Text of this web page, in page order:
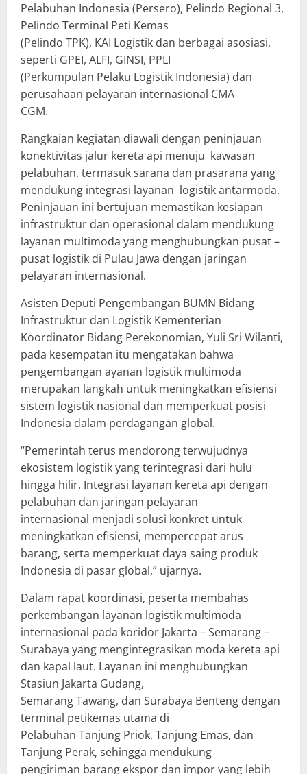
Pelabuhan Indonesia (Persero), Pelindo Regional 3,
Pelindo Terminal Peti Kemas
(Pelindo TPK), KAI Logistik dan berbagai asosiasi,
seperti GPEI, ALFI, GINSI, PPLI
(Perkumpulan Pelaku Logistik Indonesia) dan
perusahaan pelayaran internasional CMA
CGM.
Rangkaian kegiatan diawali dengan peninjauan
konektivitas jalur kereta api menuju kawasan
pelabuhan, termasuk sarana dan prasarana yang
mendukung integrasi layanan logistik antarmoda.
Peninjauan ini bertujuan memastikan kesiapan
infrastruktur dan operasional dalam mendukung
layanan multimoda yang menghubungkan pusat –
pusat logistik di Pulau Jawa dengan jaringan
pelayaran internasional.
Asisten Deputi Pengembangan BUMN Bidang
Infrastruktur dan Logistik Kementerian
Koordinator Bidang Perekonomian, Yuli Sri Wilanti,
pada kesempatan itu mengatakan bahwa
pengembangan ayanan logistik multimoda
merupakan langkah untuk meningkatkan efisiensi
sistem logistik nasional dan memperkuat posisi
Indonesia dalam perdagangan global.
“Pemerintah terus mendorong terwujudnya
ekosistem logistik yang terintegrasi dari hulu
hingga hilir. Integrasi layanan kereta api dengan
pelabuhan dan jaringan pelayaran
internasional menjadi solusi konkret untuk
meningkatkan efisiensi, mempercepat arus
barang, serta memperkuat daya saing produk
Indonesia di pasar global,” ujarnya.
Dalam rapat koordinasi, peserta membahas
perkembangan layanan logistik multimoda
internasional pada koridor Jakarta – Semarang –
Surabaya yang mengintegrasikan moda kereta api
dan kapal laut. Layanan ini menghubungkan
Stasiun Jakarta Gudang,
Semarang Tawang, dan Surabaya Benteng dengan
terminal petikemas utama di
Pelabuhan Tanjung Priok, Tanjung Emas, dan
Tanjung Perak, sehingga mendukung
pengiriman barang ekspor dan impor yang lebih